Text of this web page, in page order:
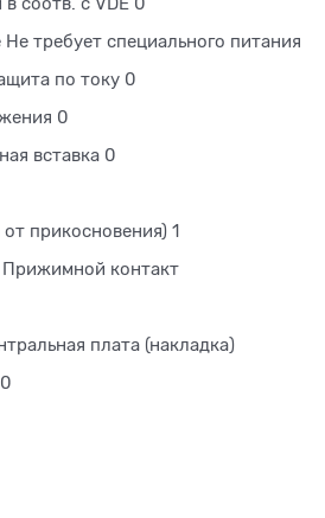
соотв. с VDE 0
требует специального питания
по току 0
0
вставка 0
прикосновения) 1
контакт
плата (накладка)